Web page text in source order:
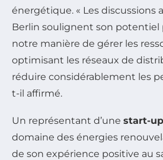
énergétique. « Les discussions
Berlin soulignent son potentiel
notre manière de gérer les
optimisant les réseaux de
réduire considérablement les
t-il affirmé.
Un représentant d’une start-
domaine des énergies
de son expérience positive au